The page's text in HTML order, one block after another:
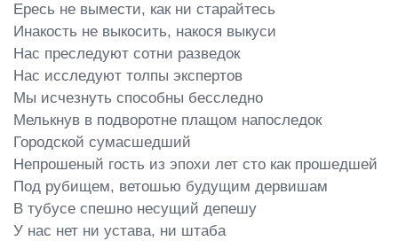
Ересь не вымести, как ни старайтесь
Инакость не выкосить, накося выкуси
Нас преследуют сотни разведок
Нас исследуют толпы экспертов
Мы исчезнуть способны бесследно
Мелькнув в подворотне плащом напоследок
Городской сумасшедший
Непрошеный гость из эпохи лет сто как прошедшей
Под рубищем, ветошью будущим дервишам
В тубусе спешно несущий депешу
У нас нет ни устава, ни штаба